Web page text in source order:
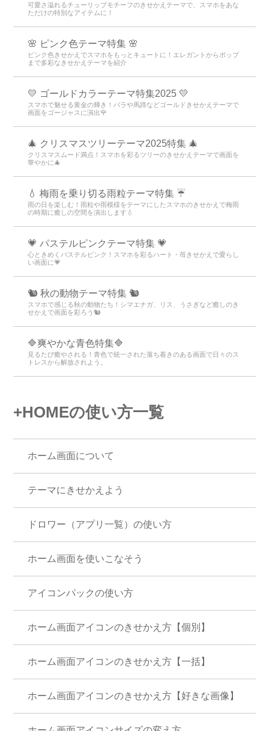
可愛さ溢れるチューリップモチーフのきせかえテーマで、スマホをあな
ただけの特別なアイテムに！
🌸 ピンク色テーマ特集 🌸
ピンク色きせかえでスマホをもっとキュートに！エレガントからポップ
まで多彩なきせかえテーマを紹介
💛 ゴールドカラーテーマ特集2025 💛
スマホで魅せる黄金の輝き！バラや馬蹄などゴールドきせかえテーマで
画面をゴージャスに演出🌹
🎄 クリスマスツリーテーマ2025特集 🎄
クリスマスムード満点！スマホを彩るツリーのきせかえテーマで画面を
華やかに🎄
💧 梅雨を乗り切る雨粒テーマ特集 ☔
雨の日を楽しむ！雨粒や雨模様をテーマにしたスマホのきせかえで梅雨
の時期に癒しの空間を演出します💧
💗 パステルピンクテーマ特集 💗
心ときめくパステルピンク！スマホを彩るハート・苺きせかえで愛らし
い画面に💗
🐿️ 秋の動物テーマ特集 🐿️
スマホで感じる秋の動物たち！シマエナガ、リス、うさぎなど癒しのき
せかえで画面を彩ろう🐿️
🔷爽やかな青色特集🔷
見るたび癒やされる！青色で統一された落ち着きのある画面で日々のス
トレスから解放されよう。
+HOMEの使い方一覧
ホーム画面について
テーマにきせかえよう
ドロワー（アプリ一覧）の使い方
ホーム画面を使いこなそう
アイコンパックの使い方
ホーム画面アイコンのきせかえ方【個別】
ホーム画面アイコンのきせかえ方【一括】
ホーム画面アイコンのきせかえ方【好きな画像】